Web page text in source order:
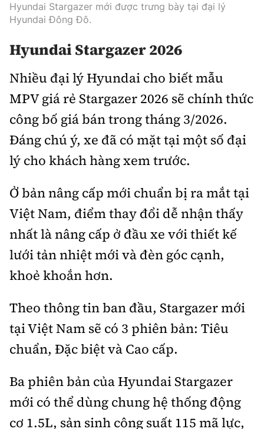
Hyundai Stargazer mới được trưng bày tại đại lý
Hyundai Đông Đô.
Hyundai Stargazer 2026
Nhiều đại lý Hyundai cho biết mẫu
MPV giá rẻ Stargazer 2026 sẽ chính thức
công bố giá bán trong tháng 3/2026.
Đáng chú ý, xe đã có mặt tại một số đại
lý cho khách hàng xem trước.
Ở bản nâng cấp mới chuẩn bị ra mắt tại
Việt Nam, điểm thay đổi dễ nhận thấy
nhất là nâng cấp ở đầu xe với thiết kế
lưới tản nhiệt mới và đèn góc cạnh,
khoẻ khoắn hơn.
Theo thông tin ban đầu, Stargazer mới
tại Việt Nam sẽ có 3 phiên bản: Tiêu
chuẩn, Đặc biệt và Cao cấp.
Ba phiên bản của Hyundai Stargazer
mới có thể dùng chung hệ thống động
cơ 1.5L, sản sinh công suất 115 mã lực,